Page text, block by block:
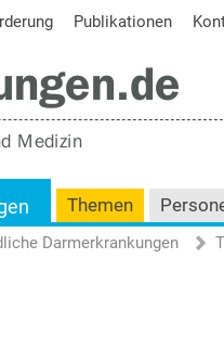
Publikationen
Themen
Darmerkrankungen